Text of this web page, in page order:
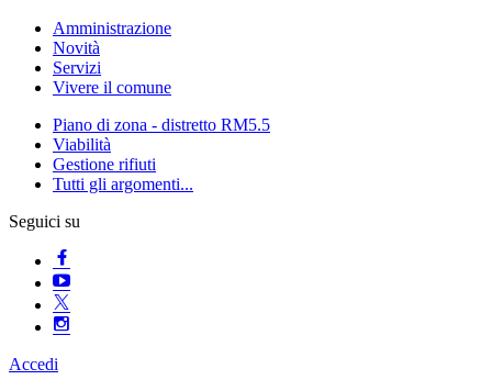
Amministrazione
Novità
Servizi
Vivere il comune
Piano di zona - distretto RM5.5
Viabilità
Gestione rifiuti
Tutti gli argomenti...
Seguici su
Accedi